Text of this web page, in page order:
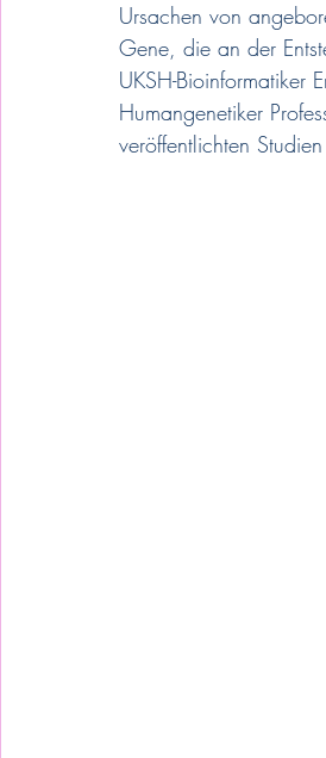
Ursachen von
Gene, die an der
UKSH-Bioinformatiker
Humangenetiker
veröffentlichten